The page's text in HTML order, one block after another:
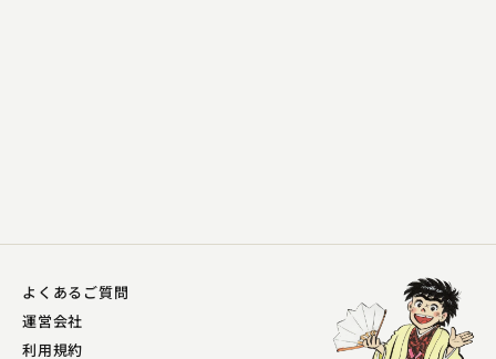
よくあるご質問
運営会社
利用規約